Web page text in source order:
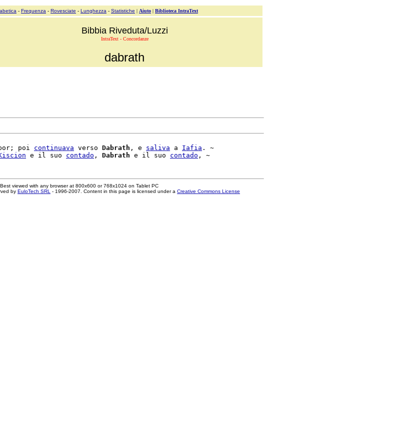
- Frequenza - Rovesciate - Lunghezza - Statistiche | Aiuto | Biblioteca IntraText
Bibbia Riveduta/Luzzi
IntraText - Concordanze
dabrath
poi continuava verso Dabrath , e saliva a Iafia . ~
e il suo contado , Dabrath e il suo contado
Best viewed with any browser at 800x600 or 768x1024 on Tablet PC
by EuloTech SRL - 1996-2007. Content in this page is licensed under a Creative Commons License